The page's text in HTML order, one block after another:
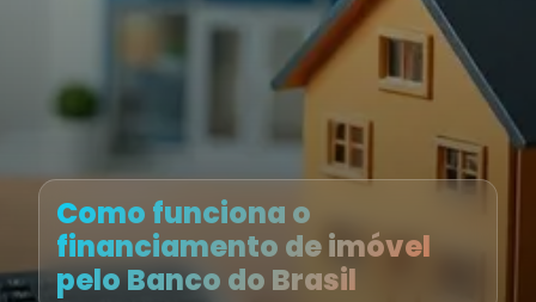
Como funciona o
financiamento de imóvel
pelo Banco do Brasil